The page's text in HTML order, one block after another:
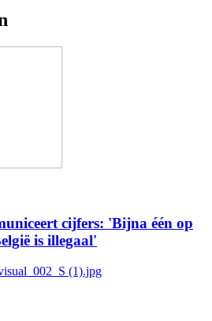
cijfers: 'Bijna één op
is illegaal'